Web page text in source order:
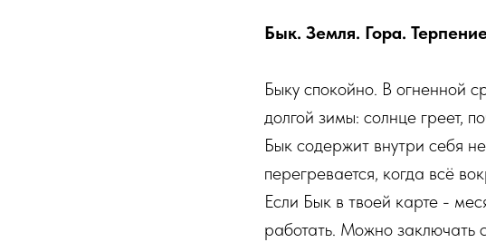
Бык. Земля. Гора.
Быку спокойно. В огненной
долгой зимы: солнце греет,
Бык содержит внутри себя
перегревается, когда всё
Если Бык в твоей карте -
работать. Можно заключать